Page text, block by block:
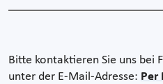
Bitte kontaktieren Sie uns bei
unter der E-Mail-Adresse: Per